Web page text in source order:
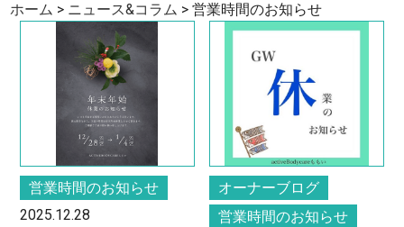
ホーム > ニュース&コラム >営業時間のお知らせ
営業時間のお知らせ
2025.12.28
オーナーブログ
営業時間のお知らせ